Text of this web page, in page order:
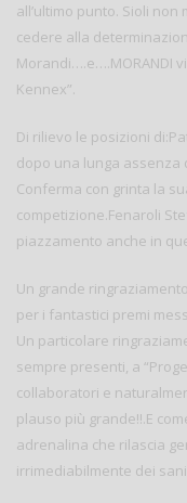
all’ultimo punto. Sioli
cedere alla
Morandi….e….MORANDI
Kennex”.
Di rilievo le posizioni
dopo una lunga assenza
Conferma con grinta la
competizione.Fenaroli
piazzamento anche in
Un grande
per i fantastici premi
Un particolare
sempre presenti, a
collaboratori e
plauso più grande!!.E
adrenalina che rilascia
irrimediabilmente dei